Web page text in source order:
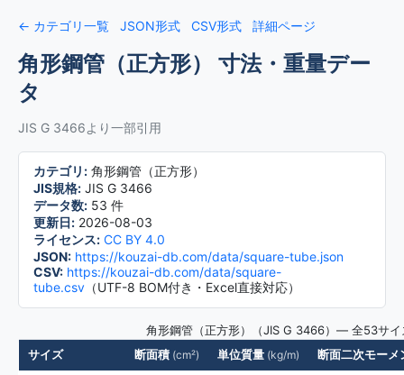
← カテゴリ一覧 JSON形式 CSV形式 詳細ページ
角形鋼管（正方形） 寸法・重量デー
タ
JIS G 3466より一部引用
カテゴリ: 角形鋼管（正方形）
JIS規格: JIS G 3466
データ数: 53 件
更新日: 2026-08-03
ライセンス: CC BY 4.0
JSON: https://kouzai-db.com/data/square-tube.json
CSV: https://kouzai-db.com/data/square-
tube.csv （UTF-8 BOM付き・Excel直接対応）
角形鋼管（正方形）（JIS G 3466）— 全53サイ
サイズ
断面積 (cm²) 単位質量 (kg/m)
断面二次モー